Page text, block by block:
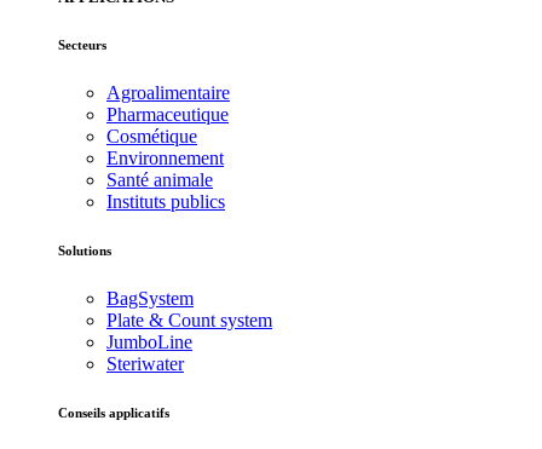
Secteurs
Agroalimentaire
Pharmaceutique
Cosmétique
Environnement
Santé animale
Instituts publics
Solutions
BagSystem
Plate & Count system
JumboLine
Steriwater
Conseils applicatifs